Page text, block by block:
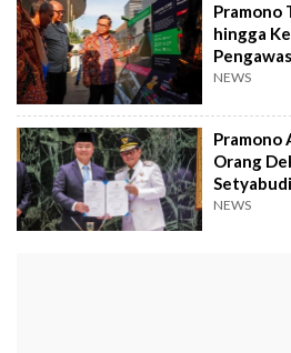
Pramono
hingga
Namanya
NEWS
Pramono
Orang
Station
NEWS